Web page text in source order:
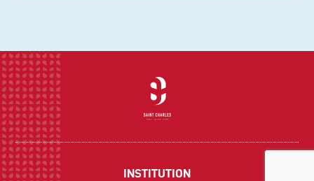
INSTITUTION